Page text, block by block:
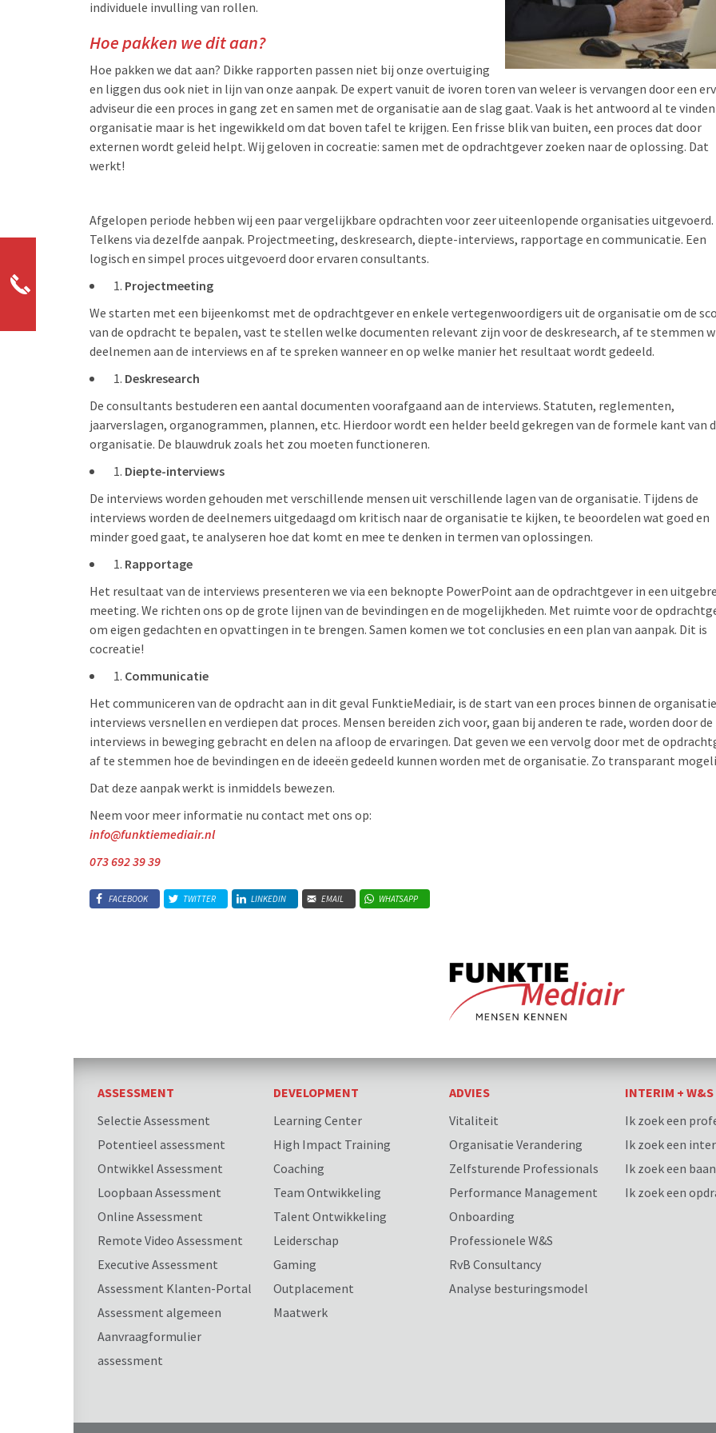
individuele invulling van rollen.
Hoe pakken we dit aan?
Hoe pakken we dat aan? Dikke rapporten passen niet bij onze overtuiging
en liggen dus ook niet in lijn van onze aanpak. De expert vanuit de ivoren toren van weleer is vervangen door een
adviseur die een proces in gang zet en samen met de organisatie aan de slag gaat. Vaak is het antwoord al te
organisatie maar is het ingewikkeld om dat boven tafel te krijgen. Een frisse blik van buiten, een proces dat door
externen wordt geleid helpt. Wij geloven in cocreatie: samen met de opdrachtgever zoeken naar de oplossing. Dat
werkt!
Afgelopen periode hebben wij een paar vergelijkbare opdrachten voor zeer uiteenlopende organisaties uitgevoerd.
Telkens via dezelfde aanpak. Projectmeeting, deskresearch, diepte-interviews, rapportage en communicatie. Een
logisch en simpel proces uitgevoerd door ervaren consultants.
Projectmeeting
We starten met een bijeenkomst met de opdrachtgever en enkele vertegenwoordigers uit de organisatie om de
van de opdracht te bepalen, vast te stellen welke documenten relevant zijn voor de deskresearch, af te stemmen
deelnemen aan de interviews en af te spreken wanneer en op welke manier het resultaat wordt gedeeld.
Deskresearch
De consultants bestuderen een aantal documenten voorafgaand aan de interviews. Statuten, reglementen,
jaarverslagen, organogrammen, plannen, etc. Hierdoor wordt een helder beeld gekregen van de formele kant van
organisatie. De blauwdruk zoals het zou moeten functioneren.
Diepte-interviews
De interviews worden gehouden met verschillende mensen uit verschillende lagen van de organisatie. Tijdens de
interviews worden de deelnemers uitgedaagd om kritisch naar de organisatie te kijken, te beoordelen wat goed en
minder goed gaat, te analyseren hoe dat komt en mee te denken in termen van oplossingen.
Rapportage
Het resultaat van de interviews presenteren we via een beknopte PowerPoint aan de opdrachtgever in een
meeting. We richten ons op de grote lijnen van de bevindingen en de mogelijkheden. Met ruimte voor de
om eigen gedachten en opvattingen in te brengen. Samen komen we tot conclusies en een plan van aanpak. Dit is
cocreatie!
Communicatie
Het communiceren van de opdracht aan in dit geval FunktieMediair, is de start van een proces binnen de
interviews versnellen en verdiepen dat proces. Mensen bereiden zich voor, gaan bij anderen te rade, worden door de
interviews in beweging gebracht en delen na afloop de ervaringen. Dat geven we een vervolg door met de
af te stemmen hoe de bevindingen en de ideeën gedeeld kunnen worden met de organisatie. Zo transparant
Dat deze aanpak werkt is inmiddels bewezen.
Neem voor meer informatie nu contact met ons op:
info@funktiemediair.nl
073 692 39 39
FACEBOOK TWITTER LINKEDIN EMAIL WHATSAPP
ASSESSMENT
Selectie Assessment
Potentieel assessment
Ontwikkel Assessment
Loopbaan Assessment
Online Assessment
Remote Video Assessment
Executive Assessment
Assessment Klanten-Portal
Assessment algemeen
Aanvraagformulier
assessment
DEVELOPMENT
Learning Center
High Impact Training
Coaching
Team Ontwikkeling
Talent Ontwikkeling
Leiderschap
Gaming
Outplacement
Maatwerk
ADVIES
Vitaliteit
Organisatie Verandering
Zelfsturende Professionals
Performance Management
Onboarding
Professionele W&S
RvB Consultancy
Analyse besturingsmodel
INTERIM + W&S
Ik zoek een
Ik zoek een
Ik zoek een baan
Ik zoek een